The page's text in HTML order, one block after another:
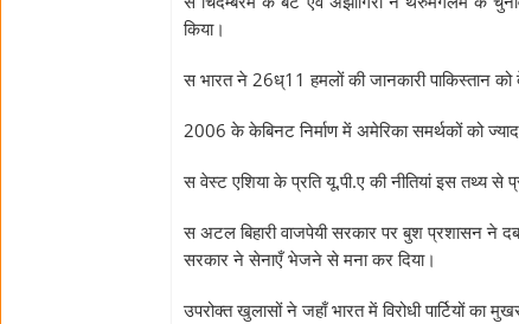
किया।
स भारत ने 26ध्11 हमलों की जानकारी पाकिस्तान
2006 के केबिनट निर्माण में अमेरिका समर्थकों को
स वेस्ट एशिया के प्रति यू.पी.ए की नीतियां इस तथ्य से
स अटल बिहारी वाजपेयी सरकार पर बुश प्रशासन ने
सरकार ने सेनाएँ भेजने से मना कर दिया।
उपरोक्त खुलासों ने जहाँ भारत में विरोधी पार्टियों का